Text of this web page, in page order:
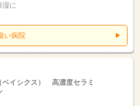
湿に
い病院
ベイシクス） 高濃度セラミ